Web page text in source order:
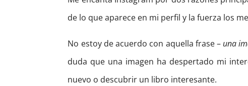
de lo que aparece en mi perfil y la fuerza los
No estoy de acuerdo con aquella frase – una
duda que una imagen ha despertado mi
nuevo o descubrir un libro interesante.